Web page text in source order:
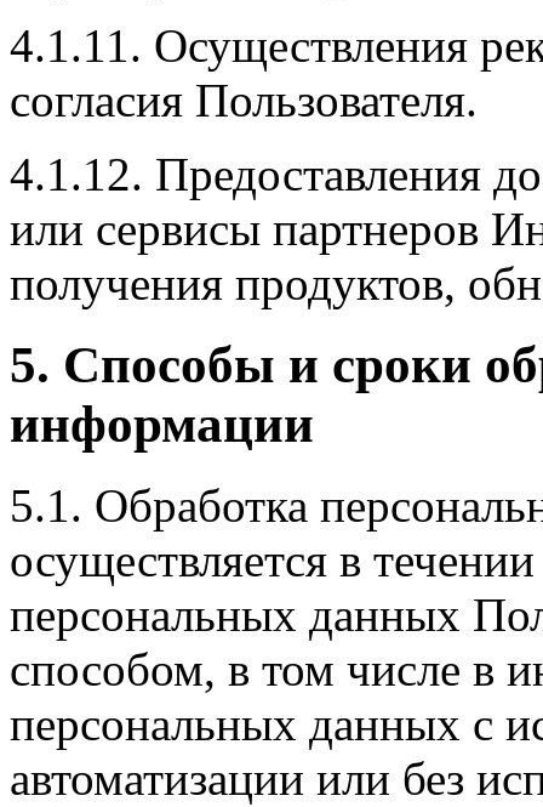
4.1.11. Осуществления
согласия Пользователя.
4.1.12. Предоставления
или сервисы партнеров
получения продуктов,
5. Способы и сроки
информации
5.1. Обработка
осуществляется в
персональных данных
способом, в том числе в
персональных данных с
автоматизации или без